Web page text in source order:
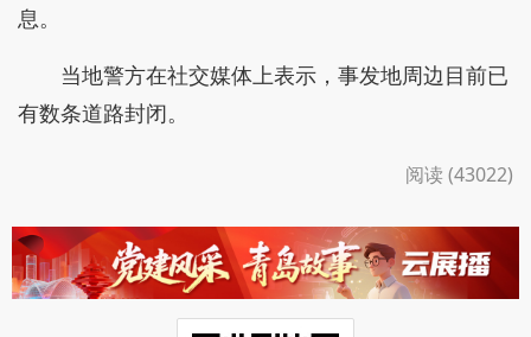
息。
当地警方在社交媒体上表示，事发地周边目前已
有数条道路封闭。
阅读 (43022)